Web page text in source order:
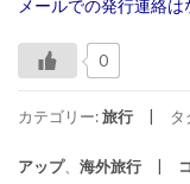
メールでの発行連絡は
0
カテゴリー:旅行 タ
アップ、 海外旅行